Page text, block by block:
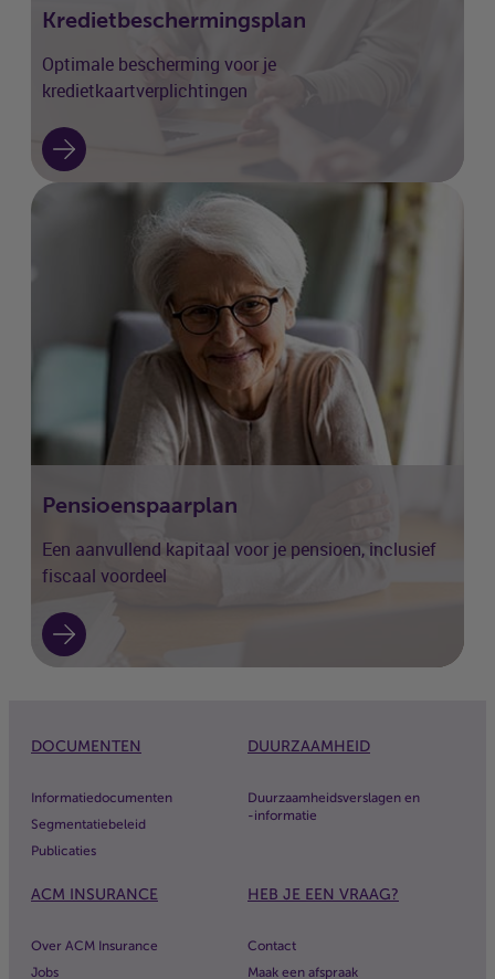
Kredietbeschermingsplan
Optimale bescherming voor je
kredietkaartverplichtingen
Pensioenspaarplan
Een aanvullend kapitaal voor je pensioen, inclusief
fiscaal voordeel
DOCUMENTEN
Informatiedocumenten
Segmentatiebeleid
Publicaties
DUURZAAMHEID
Duurzaamheidsverslagen en
-informatie
ACM INSURANCE
Over ACM Insurance
Jobs
HEB JE EEN VRAAG?
Contact
Maak een afspraak